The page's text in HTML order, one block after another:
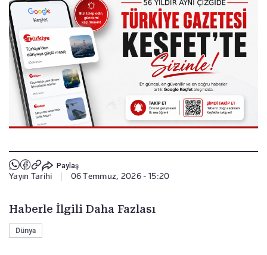
Paylaş
Yayın Tarihi 06 Temmuz, 2026 - 15:20
Haberle İlgili Daha Fazlası
Dünya